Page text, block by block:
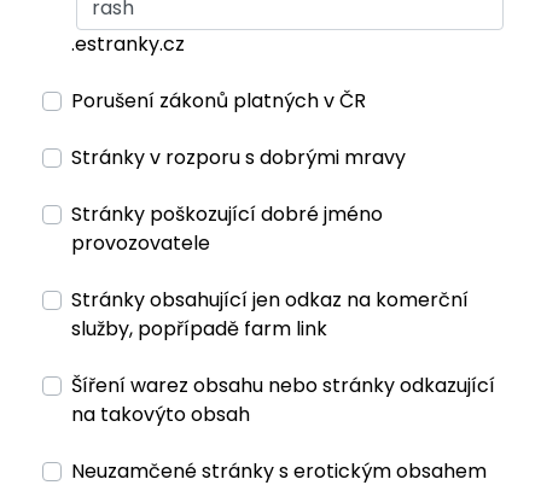
.estranky.cz
Porušení zákonů platných v ČR
Stránky v rozporu s dobrými mravy
Stránky poškozující dobré jméno
provozovatele
Stránky obsahující jen odkaz na komerční
služby, popřípadě farm link
Šíření warez obsahu nebo stránky odkazující
na takovýto obsah
Neuzamčené stránky s erotickým obsahem